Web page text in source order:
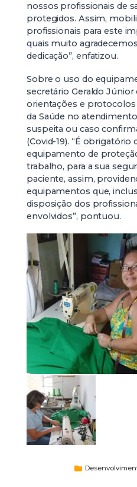
nossos profissionais de
protegidos. Assim,
profissionais para este
quais muito
dedicação”, enfatizou.
Sobre o uso do
secretário Geraldo
orientações e
da Saúde no
suspeita ou caso
(Covid-19). “É
equipamento de
trabalho, para a sua
paciente, assim,
equipamentos que,
disposição dos
envolvidos”, pontuou.